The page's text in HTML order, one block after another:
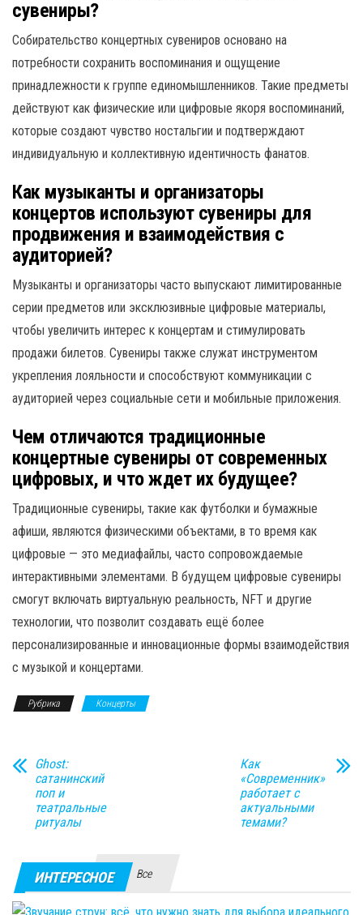
сувениры?
Собирательство концертных сувениров основано на
потребности сохранить воспоминания и ощущение
принадлежности к группе единомышленников. Такие предметы
действуют как физические или цифровые якоря воспоминаний,
которые создают чувство ностальгии и подтверждают
индивидуальную и коллективную идентичность фанатов.
Как музыканты и организаторы
концертов используют сувениры для
продвижения и взаимодействия с
аудиторией?
Музыканты и организаторы часто выпускают лимитированные
серии предметов или эксклюзивные цифровые материалы,
чтобы увеличить интерес к концертам и стимулировать
продажи билетов. Сувениры также служат инструментом
укрепления лояльности и способствуют коммуникации с
аудиторией через социальные сети и мобильные приложения.
Чем отличаются традиционные
концертные сувениры от современных
цифровых, и что ждет их будущее?
Традиционные сувениры, такие как футболки и бумажные
афиши, являются физическими объектами, в то время как
цифровые — это медиафайлы, часто сопровождаемые
интерактивными элементами. В будущем цифровые сувениры
смогут включать виртуальную реальность, NFT и другие
технологии, что позволит создавать ещё более
персонализированные и инновационные формы взаимодействия
с музыкой и концертами.
Рубрика Концерты
Ghost:
сатанинский
поп и
театральные
ритуалы
Как
«Современник»
работает с
актуальными
темами?
ИНТЕРЕСНОЕ Все